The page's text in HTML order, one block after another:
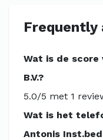
Frequently
Wat is de score
B.V.?
5.0/5 met 1
Wat is het
Antonis